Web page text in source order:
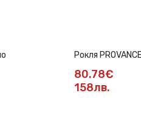
Рокля
80.78€
158лв.